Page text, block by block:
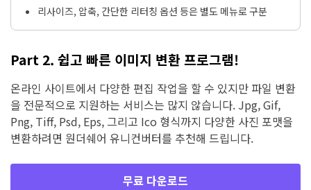
리사이즈, 압축, 간단한 리터칭 옵션 등은 별도 메뉴로 구분
Part 2. 쉽고 빠른 이미지 변환 프로그램!
온라인 사이트에서 다양한 편집 작업을 할 수 있지만 파일 변환
을 전문적으로 지원하는 서비스는 많지 않습니다. Jpg, Gif,
Png, Tiff, Psd, Eps, 그리고 Ico 형식까지 다양한 사진 포맷을
변환하려면 원더쉐어 유니컨버터를 추천해 드립니다.
무료 다운로드